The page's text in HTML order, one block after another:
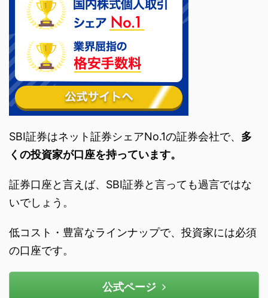
SBI証券はネット証券シェアNo.1の証券会社で、 多
くの投資家が口座を持っています。
証券口座と言えば、SBI証券と言っても過言ではな
いでしょう。
低コスト・豊富なラインナップで、投資家には必須
の口座です。
公式ページ